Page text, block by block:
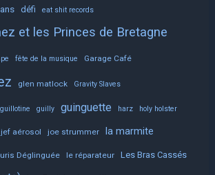
défi eat shit records
et les Princes de Bretagne
fête de la musique Garage Café
glen matlock Gravity Slaves
guillotine guilly guinguette harz holy holster
jef aérosol joe strummer la marmite
Déglinguée le réparateur Les Bras Cassés